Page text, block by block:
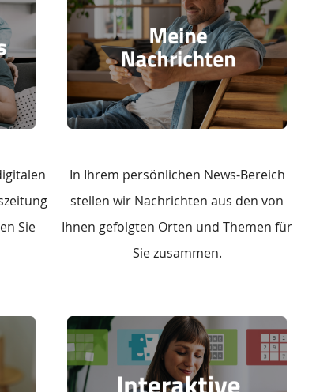
Sie
In Ihrem persönlichen News-Bereich
stellen wir Nachrichten aus den von
Ihnen gefolgten Orten und Themen für
Sie zusammen.